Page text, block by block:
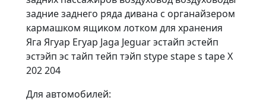
задние заднего ряда дивана с органайзером
кармашком ящиком лотком для хранения
Яга Ягуар Егуар Jaga Jeguar эстайп эстейп
эстэйп эс тайп тейп тэйп stype stape s tape X
202 204
Для автомобилей: